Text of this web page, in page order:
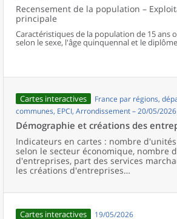
Recensement de la population –
principale
Caractéristiques de la population de 15 ans
selon le sexe, l'âge quinquennal et le
au niveau communal et supracommunal
Cartes interactives
France par régions,
communes, EPCI, Arrondissement – 20/05/2026
Démographie et créations des
Indicateurs en cartes : nombre
selon le secteur économique, nombre
d'entreprises, part des services
les créations d'entreprises…
Cartes interactives 19/05/2026